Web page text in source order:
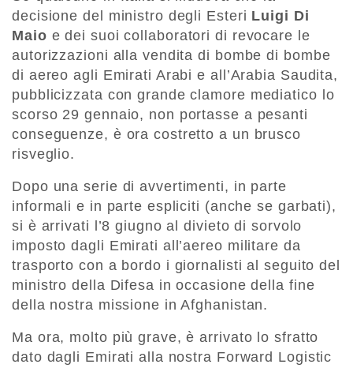
decisione del ministro degli Esteri Luigi Di
Maio e dei suoi collaboratori di revocare le
autorizzazioni alla vendita di bombe di bombe
di aereo agli Emirati Arabi e all’Arabia Saudita,
pubblicizzata con grande clamore mediatico lo
scorso 29 gennaio, non portasse a pesanti
conseguenze, è ora costretto a un brusco
risveglio.
Dopo una serie di avvertimenti, in parte
informali e in parte espliciti (anche se garbati),
si è arrivati l’8 giugno al divieto di sorvolo
imposto dagli Emirati all’aereo militare da
trasporto con a bordo i giornalisti al seguito del
ministro della Difesa in occasione della fine
della nostra missione in Afghanistan.
Ma ora, molto più grave, è arrivato lo sfratto
dato dagli Emirati alla nostra Forward Logistic